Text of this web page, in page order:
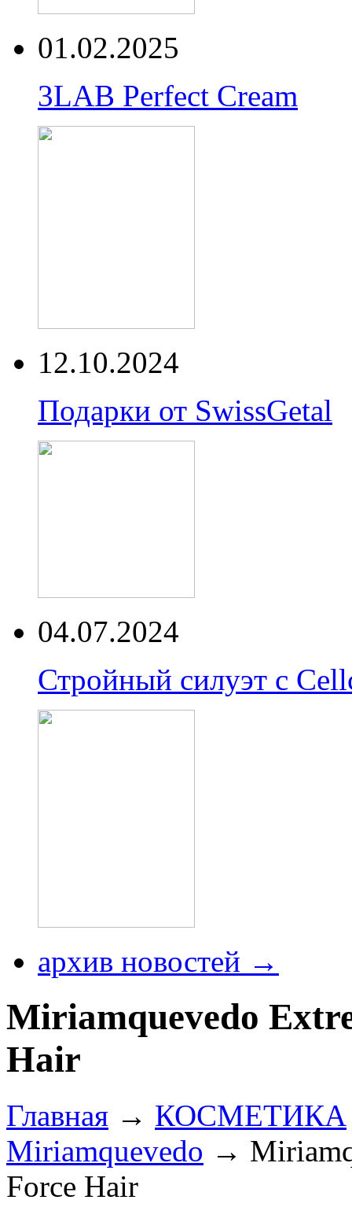
01.02.2025
3LAB Perfect Cream
12.10.2024
Подарки от SwissGetal
04.07.2024
Стройный силуэт с
архив новостей →
Miriamquevedo
Hair
Главная → КОСМЕТИКА
Miriamquevedo →
Force Hair